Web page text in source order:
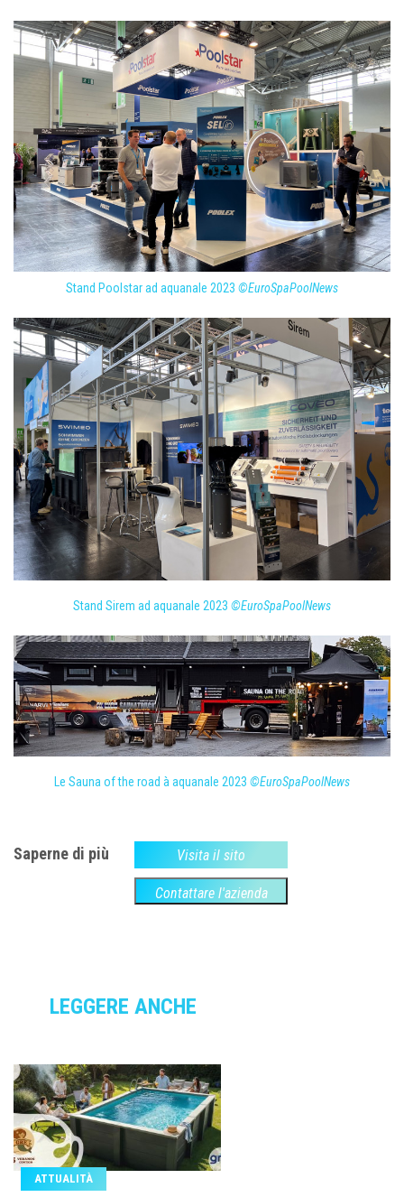
Stand Poolstar ad aquanale 2023 ©EuroSpaPoolNews
Stand Sirem ad aquanale 2023 ©EuroSpaPoolNews
Le Sauna of the road à aquanale 2023 ©EuroSpaPoolNews
Saperne di più Visita il sito
Contattare l'azienda
LEGGERE ANCHE
ATTUALITÀ